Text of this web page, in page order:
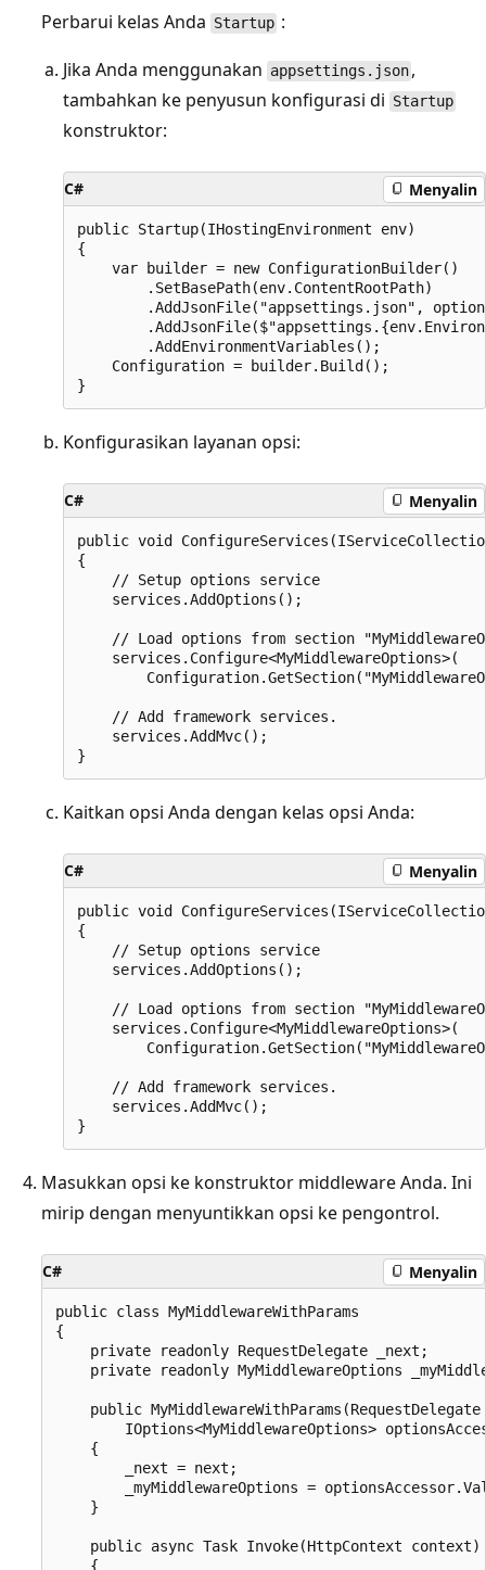
Perbarui kelas Anda Startup :
Jika Anda menggunakan appsettings.json ,
tambahkan ke penyusun konfigurasi di Startup
konstruktor:
C# Menyalin
public Startup(IHostingEnvironment env)
{
    var builder = new ConfigurationBuilder()
        .SetBasePath(env.ContentRootPath)
.AddJsonFile("appsettings.json",
        .AddEnvironmentVariables();
    Configuration = builder.Build();
Konfigurasikan layanan opsi:
C# Menyalin
public void
{
    // Setup options service
    services.AddOptions();
// Load options from section
    services.Configure<MyMiddlewareOptions>(
    // Add framework services.
    services.AddMvc();
Kaitkan opsi Anda dengan kelas opsi Anda:
C# Menyalin
public void
{
    // Setup options service
    services.AddOptions();
// Load options from section
    services.Configure<MyMiddlewareOptions>(
    // Add framework services.
    services.AddMvc();
Masukkan opsi ke konstruktor middleware Anda. Ini
mirip dengan menyuntikkan opsi ke pengontrol.
C# Menyalin
public class MyMiddlewareWithParams
{
    private readonly RequestDelegate _next;
private readonly MyMiddlewareOptions
public MyMiddlewareWithParams(RequestDelegate
IOptions<MyMiddlewareOptions>
    {
        _next = next;
_myMiddlewareOptions =
    }
    public async Task Invoke(HttpContext context)
    {